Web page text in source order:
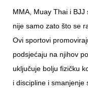
MMA, Muay Thai i
nije samo zato što se
Ovi sportovi
podsjećaju na njihov
uključuje bolju fizičku
i discipline i smanjenje